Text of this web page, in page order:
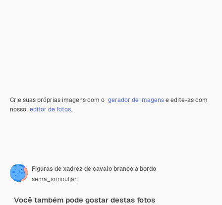
Crie suas próprias imagens com o gerador de imagense edite-as com
nosso editor de fotos.
Figuras de xadrez de cavalo branco a bordo
sema_srinouljan
Você também pode gostar destas fotos